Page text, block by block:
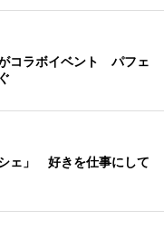
コラボイベント パフェ
ェ」 好きを仕事にして